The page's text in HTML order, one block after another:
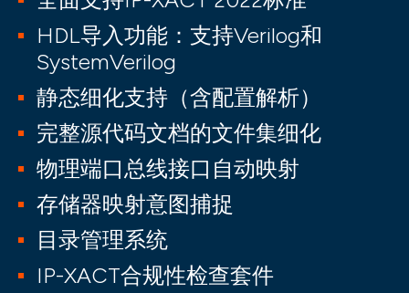
HDL导入功能：支持Verilog和
SystemVerilog
静态细化支持（含配置解析）
完整源代码文档的文件集细化
物理端口总线接口自动映射
存储器映射意图捕捉
目录管理系统
IP-XACT合规性检查套件